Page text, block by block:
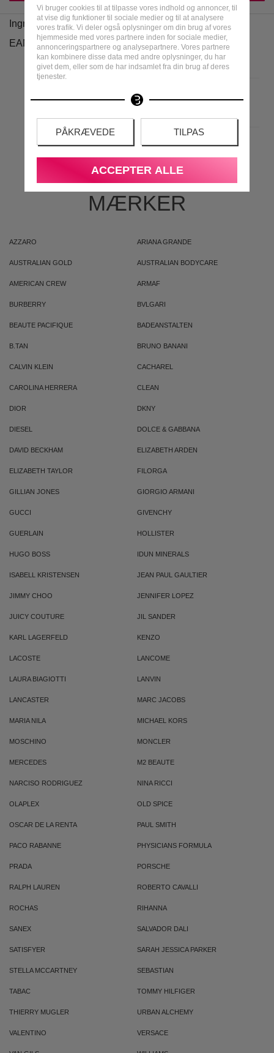
Vi bruger cookies til at tilpasse vores indhold og annoncer, til
at vise dig funktioner til sociale medier og til at analysere
vores trafik. Vi deler også oplysninger om din brug af vores
hjemmeside med vores partnere inden for sociale medier,
annonceringspartnere og analysepartnere. Vores partnere
kan kombinere disse data med andre oplysninger, du har
givet dem, eller som de har indsamlet fra din brug af deres
tjenester.
PÅKRÆVEDE TILPAS
ACCEPTER ALLE
Ingredienser
EAN
MEST POPULÆRE
MÆRKER
AZZARO ARIANA GRANDE
AUSTRALIAN GOLD AUSTRALIAN BODYCARE
AMERICAN CREW ARMAF
BURBERRY BVLGARI
BEAUTE PACIFIQUE BADEANSTALTEN
B.TAN BRUNO BANANI
CALVIN KLEIN CACHAREL
CAROLINA HERRERA CLEAN
DIOR DKNY
DIESEL DOLCE & GABBANA
DAVID BECKHAM ELIZABETH ARDEN
ELIZABETH TAYLOR FILORGA
GILLIAN JONES GIORGIO ARMANI
GUCCI GIVENCHY
GUERLAIN HOLLISTER
HUGO BOSS IDUN MINERALS
ISABELL KRISTENSEN JEAN PAUL GAULTIER
JIMMY CHOO JENNIFER LOPEZ
JUICY COUTURE JIL SANDER
KARL LAGERFELD KENZO
LACOSTE LANCOME
LAURA BIAGIOTTI LANVIN
LANCASTER MARC JACOBS
MARIA NILA MICHAEL KORS
MOSCHINO MONCLER
MERCEDES M2 BEAUTE
NARCISO RODRIGUEZ NINA RICCI
OLAPLEX OLD SPICE
OSCAR DE LA RENTA PAUL SMITH
PACO RABANNE PHYSICIANS FORMULA
PRADA PORSCHE
RALPH LAUREN ROBERTO CAVALLI
ROCHAS RIHANNA
SANEX SALVADOR DALI
SATISFYER SARAH JESSICA PARKER
STELLA MCCARTNEY SEBASTIAN
TABAC TOMMY HILFIGER
THIERRY MUGLER URBAN ALCHEMY
VALENTINO VERSACE